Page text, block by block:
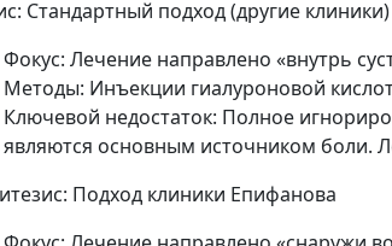
Стандартный подход (другие клиники)
Фокус: Лечение направлено «внутрь
Методы: Инъекции гиалуроновой
Ключевой недостаток: Полное
являются основным источником боли.
Подход клиники Епифанова